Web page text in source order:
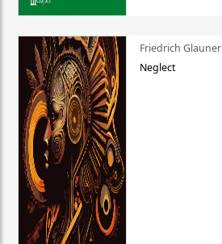
Friedrich Glauner
Neglect